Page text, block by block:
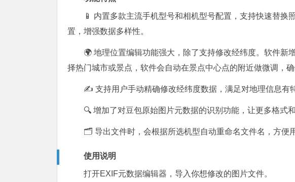
📱 内置多款主流手机型号和相机型号配置，支持快速替换
置，增强数据多样性。
🌍 地理位置编辑功能强大，除了支持修改经纬度。软件新
择热门城市或景点，软件会自动在景点中心点的附近做微调，确
✍️ 支持用户手动精确修改经纬度数据，满足对地理信息有
🔍 增加了对豆包原始图片元数据的识别功能，让更多格式
🗂 导出文件时，会根据所选机型自动重命名文件名，方便
使用说明
打开EXIF元数据编辑器，导入你想修改的图片文件。